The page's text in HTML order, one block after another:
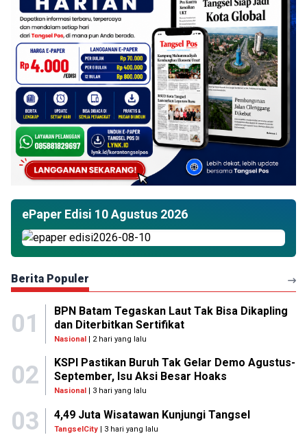
ePaper Edisi 10 Agustus 2026
Berita Populer
01
BPN Batam Tegaskan Laut Tak Bisa Dikapling
dan Diterbitkan Sertifikat
Nasional| 2 hari yang lalu
02
KSPI Pastikan Buruh Tak Gelar Demo Agustus-
September, Isu Aksi Besar Hoaks
Nasional| 3 hari yang lalu
03 4,49 Juta Wisatawan Kunjungi Tangsel
TangselCity | 3 hari yang lalu